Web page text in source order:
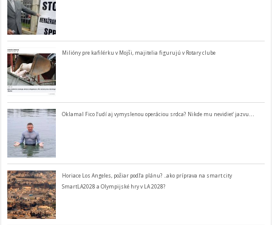
Milióny pre kafilérku v Mojši, majitelia figurujú v Rotary clube
Oklamal Fico ľudí aj vymyslenou operáciou srdca? Nikde mu nevidieť jazvu…
Horiace Los Angeles, požiar podľa plánu? ..ako príprava na smart city
SmartLA2028 a Olympijské hry v LA 2028?